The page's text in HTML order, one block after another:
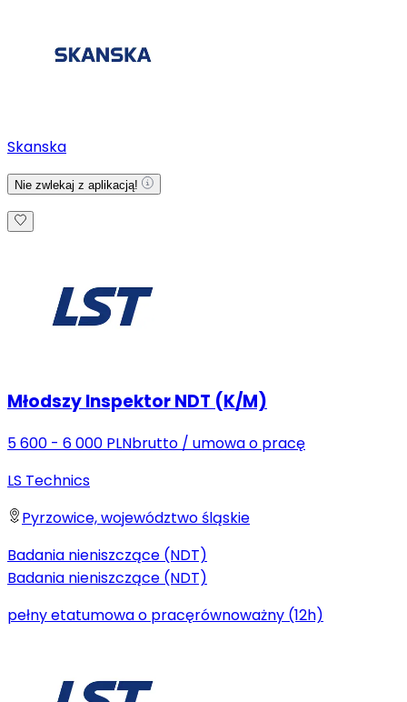
Skanska
Nie zwlekaj z aplikacją!
Młodszy Inspektor NDT (K/M)
5 600 - 6 000 PLNbrutto / umowa o pracę
LS Technics
Pyrzowice, województwo śląskie
Badania nieniszczące (NDT)
Badania nieniszczące (NDT)
pełny etatumowa o pracęrównoważny (12h)